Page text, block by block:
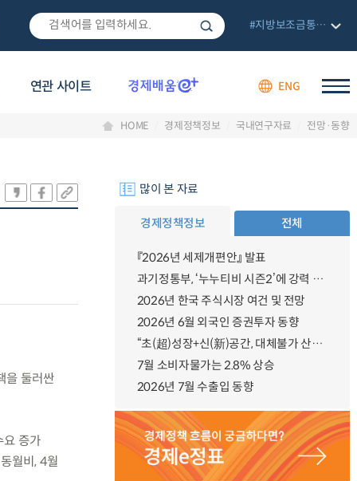
연관 사이트 ENG
#지방보조금통합관리망
HOME 경제정책정보 국내연구자료 전망·동향
을 둘러싼
증가
월비, 4월
많이 본 자료
경제정책정보 전체
『2026년 세제개편안』 발표
과기정통부, ‘누누티비 시즌2’에 강력 대응 의지 밝혀
2026년 한국 주식시장 여건 및 전망
2026년 6월 외국인 증권투자 동향
“초(超)성장+신(新)공간, 대체불가 산업강국”
7월 소비자물가는 2.8% 상승
2026년 7월 수출입 동향